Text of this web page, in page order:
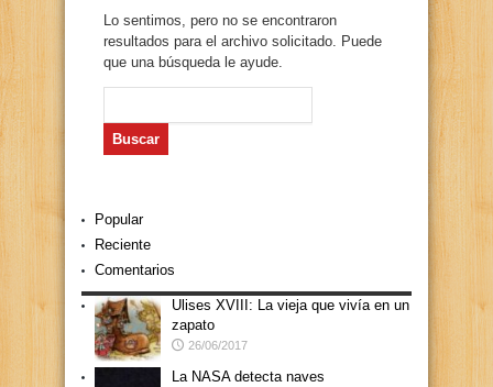
Lo sentimos, pero no se encontraron
resultados para el archivo solicitado. Puede
que una búsqueda le ayude.
Popular
Reciente
Comentarios
Ulises XVIII: La vieja que vivía en un
zapato
26/06/2017
La NASA detecta naves